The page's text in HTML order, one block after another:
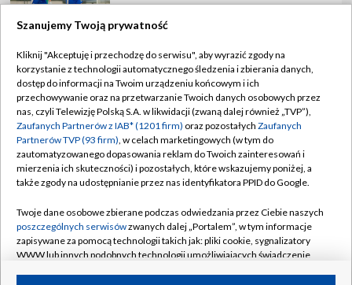
TVP
Abonament TVP
Sklep TVP
Biuro Reklamy
Oferta Handlowa
Emisja w TVP
Rada Programowa
Ogłoszenia przetargowe
Regulamin TVP
Polityka prywatności
Moje zgody
Biuro reklamy
Kanały
Szanujemy Twoją prywatność
Kliknij "Akceptuję i przechodzę do serwisu", aby wyrazić zgody na
korzystanie z technologii automatycznego śledzenia i zbierania danych,
dostęp do informacji na Twoim urządzeniu końcowym i ich
przechowywanie oraz na przetwarzanie Twoich danych osobowych przez
nas, czyli Telewizję Polską S.A. w likwidacji (zwaną dalej również „TVP”),
Zaufanych Partnerów z IAB* (1201 firm) oraz pozostałych Zaufanych
Partnerów TVP (93 firm), w celach marketingowych (w tym do
zautomatyzowanego dopasowania reklam do Twoich zainteresowań i
mierzenia ich skuteczności) i pozostałych, które wskazujemy poniżej, a
także zgody na udostępnianie przez nas identyfikatora PPID do Google.
Twoje dane osobowe zbierane podczas odwiedzania przez Ciebie naszych
poszczególnych serwisówzwanych dalej „Portalem”, w tym informacje
zapisywane za pomocą technologii takich jak: pliki cookie, sygnalizatory
WWW lub innych podobnych technologii umożliwiających świadczenie